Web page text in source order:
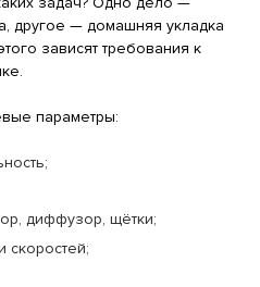
другое — домашняя укладка
зависят требования к
параметры:
диффузор, щётки;
скоростей;